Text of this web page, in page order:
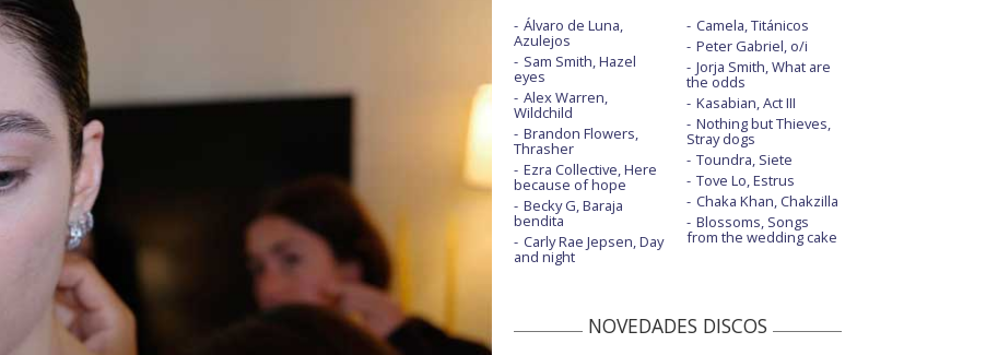
Álvaro de Luna,
Azulejos
Sam Smith, Hazel
eyes
Alex Warren,
Wildchild
Brandon Flowers,
Thrasher
Ezra Collective, Here
because of hope
Becky G, Baraja
bendita
Carly Rae Jepsen, Day
and night
Camela, Titánicos
Peter Gabriel, o/i
Jorja Smith, What are
the odds
Kasabian, Act III
Nothing but Thieves,
Stray dogs
Toundra, Siete
Tove Lo, Estrus
Chaka Khan, Chakzilla
Blossoms, Songs
from the wedding cake
NOVEDADES DISCOS